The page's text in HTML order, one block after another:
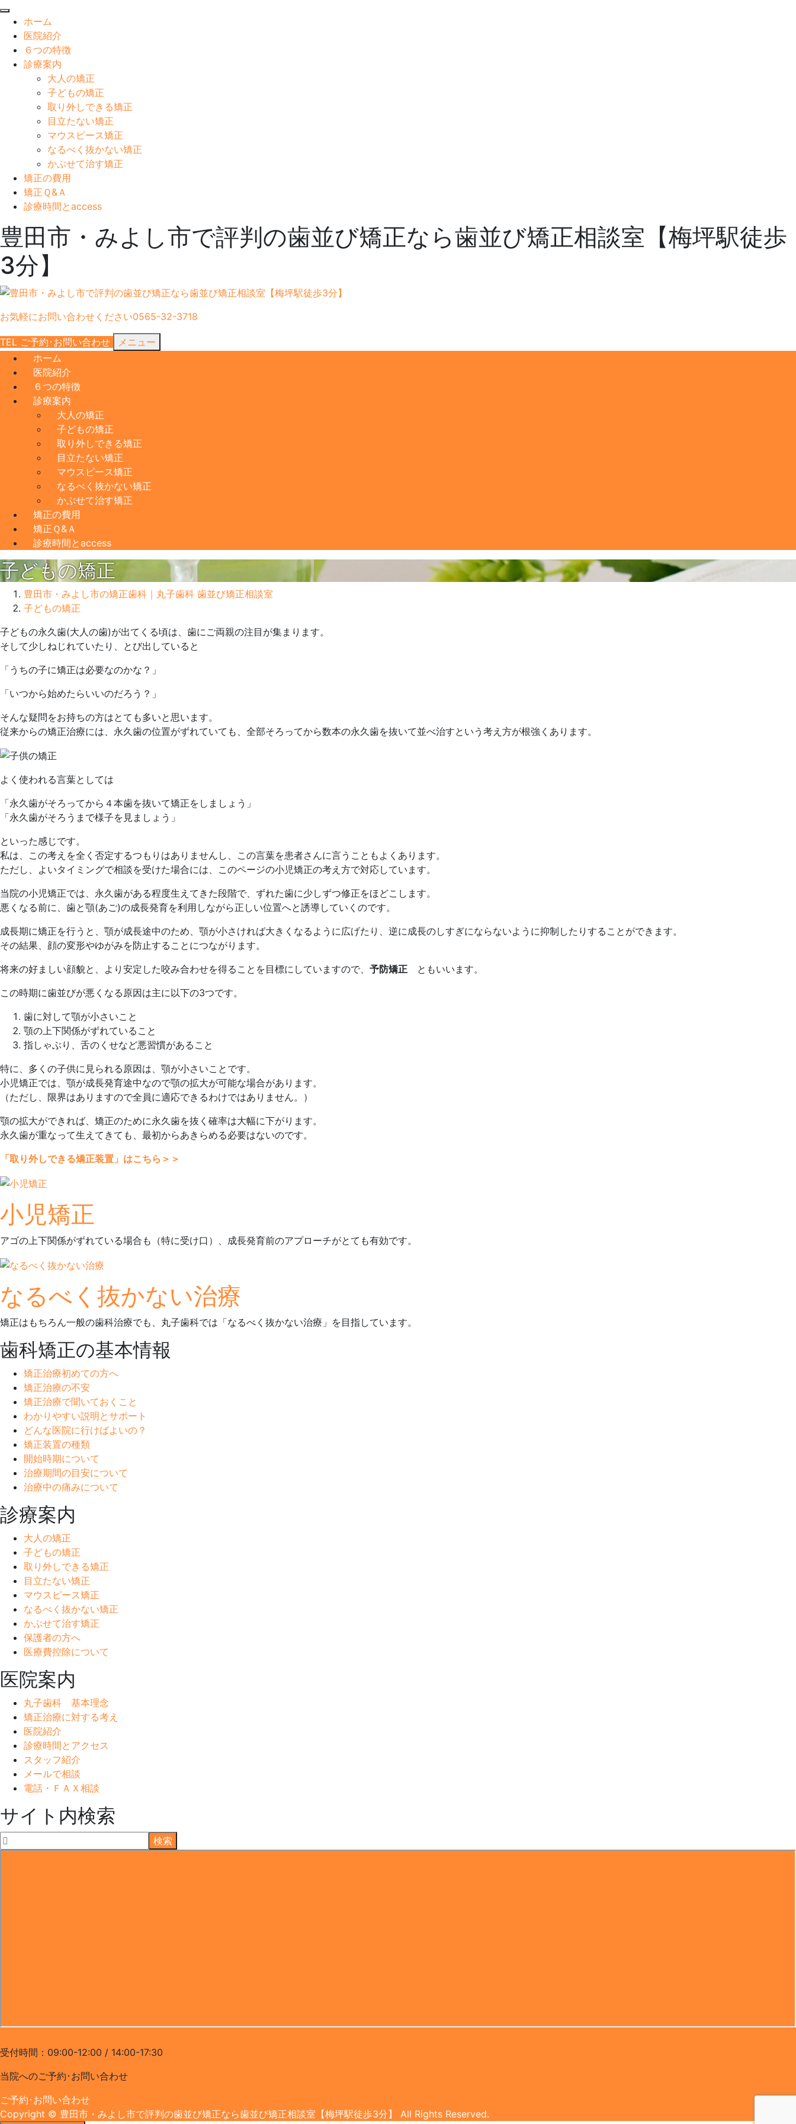
ホーム
医院紹介
６つの特徴
診療案内
大人の矯正
子どもの矯正
取り外しできる矯正
目立たない矯正
マウスピース矯正
なるべく抜かない矯正
かぶせて治す矯正
矯正の費用
矯正Ｑ&Ａ
診療時間とaccess
豊田市・みよし市で評判の歯並び矯正なら歯並び矯正相談室【梅坪駅徒歩
3分】
お気軽にお問い合わせください0565-32-3718
TEL ご予約･ お問い合わせ
メニュー
ホーム
医院紹介
６つの特徴
診療案内
大人の矯正
子どもの矯正
取り外しできる矯正
目立たない矯正
マウスピース矯正
なるべく抜かない矯正
かぶせて治す矯正
矯正の費用
矯正Ｑ&Ａ
診療時間とaccess
子どもの矯正
豊田市・みよし市の矯正歯科｜丸子歯科 歯並び矯正相談室
子どもの矯正
2022
年
月
22
子どもの永久歯(大人の歯)が出てくる頃は、歯にご両親の注目が集まります。
そして少しねじれていたり、とび出していると
「うちの子に矯正は必要なのかな？」
「いつから始めたらいいのだろう？」
そんな疑問をお持ちの方はとても多いと思います。
従来からの矯正治療には、永久歯の位置がずれていても、全部そろってから数本の永久歯を抜いて並べ治すという考え方が根強くあります。
よく使われる言葉としては
「永久歯がそろってから４本歯を抜いて矯正をしましょう」
「永久歯がそろうまで様子を見ましょう」
といった感じです。
私は、この考えを全く否定するつもりはありませんし、この言葉を患者さんに言うこともよくあります。
ただし、よいタイミングで相談を受けた場合には、このページの小児矯正の考え方で対応しています。
当院の小児矯正では、永久歯がある程度生えてきた段階で、ずれた歯に少しずつ修正をほどこします。
悪くなる前に、歯と顎(あご)の成長発育を利用しながら正しい位置へと誘導していくのです。
成長期に矯正を行うと、顎が成長途中のため、顎が小さければ大きくなるように広げたり、逆に成長のしすぎにならないように抑制したりすることができます。
その結果、顔の変形やゆがみを防止することにつながります。
将来の好ましい顔貌と、より安定した咬み合わせを得ることを目標にしていますので、 予防矯正 ともいいます。
この時期に歯並びが悪くなる原因は主に以下の3つです。
歯に対して顎が小さいこと
顎の上下関係がずれていること
指しゃぶり、舌のくせなど悪習慣があること
特に、多くの子供に見られる原因は、顎が小さいことです。
小児矯正では、顎が成長発育途中なので顎の拡大が可能な場合があります。
（ただし、限界はありますので全員に適応できるわけではありません。）
顎の拡大ができれば、矯正のために永久歯を抜く確率は大幅に下がります。
永久歯が重なって生えてきても、最初からあきらめる必要はないのです。
「取り外しできる矯正装置」はこちら＞＞
小児矯正
アゴの上下関係がずれている場合も（特に受け口）、成長発育前のアプローチがとても有効です。
なるべく抜かない治療
矯正はもちろん一般の歯科治療でも、丸子歯科では「なるべく抜かない治療」を目指しています。
歯科矯正の基本情報
矯正治療初めての方へ
矯正治療の不安
矯正治療で聞いておくこと
わかりやすい説明とサポート
どんな医院に行けばよいの？
矯正装置の種類
開始時期について
治療期間の目安について
治療中の痛みについて
診療案内
大人の矯正
子どもの矯正
取り外しできる矯正
目立たない矯正
マウスピース矯正
なるべく抜かない矯正
かぶせて治す矯正
保護者の方へ
医療費控除について
医院案内
丸子歯科 基本理念
矯正治療に対する考え
医院紹介
診療時間とアクセス
スタッフ紹介
メールで相談
電話・ＦＡＸ相談
サイト内検索
受付時間：09:00-12:00 / 14:00-17:30
当院へのご予約･ お問い合わせ
ご予約･お問い合わせ
Copyright © 豊田市・みよし市で評判の歯並び矯正なら歯並び矯正相談室【梅坪駅徒歩3分】 All Rights Reserved.